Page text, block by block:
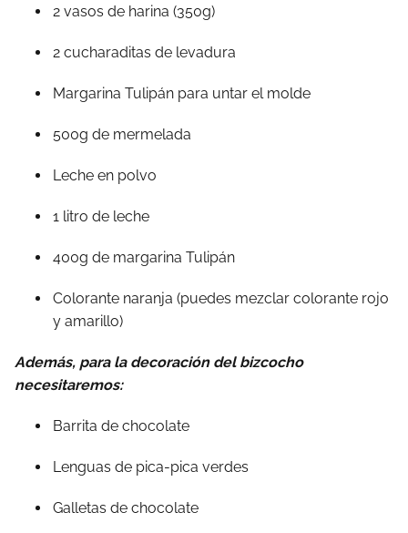
2 vasos de harina (350g)
2 cucharaditas de levadura
Margarina Tulipán para untar el molde
500g de mermelada
Leche en polvo
1 litro de leche
400g de margarina Tulipán
Colorante naranja (puedes mezclar colorante rojo
y amarillo)
Además, para la decoración del bizcocho
necesitaremos:
Barrita de chocolate
Lenguas de pica-pica verdes
Galletas de chocolate